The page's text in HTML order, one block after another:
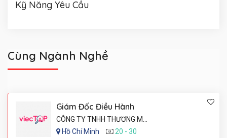
Kỹ Năng Yêu Cầu
Cùng Ngành Nghề
Giám Đốc Điều Hành
Hồ Chí Minh
20 - 30